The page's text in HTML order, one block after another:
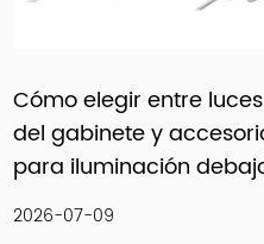
Cómo combinar
bombillas LED
estética industrial
2026-07-02